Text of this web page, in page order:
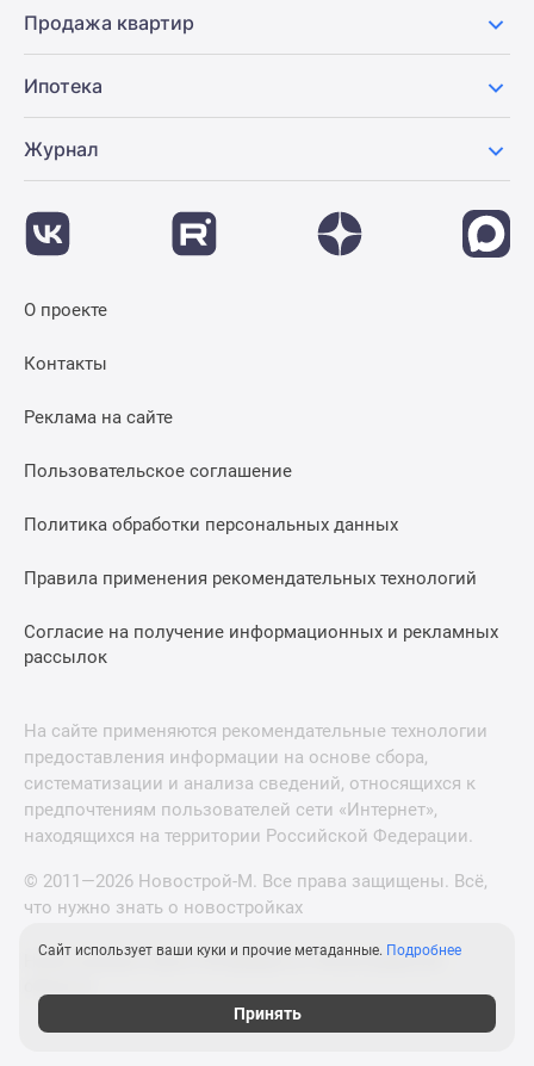
Продажа квартир
Ипотека
Журнал
О проекте
Контакты
Реклама на сайте
Пользовательское соглашение
Политика обработки персональных данных
Правила применения рекомендательных технологий
Согласие на получение информационных и рекламных
рассылок
На сайте применяются рекомендательные технологии
предоставления информации на основе сбора,
систематизации и анализа сведений, относящихся к
предпочтениям пользователей сети «Интернет»,
находящихся на территории Российской Федерации.
© 2011—2026 Новострой-М. Все права защищены. Всё,
что нужно знать о новостройках
Новостройки Санкт-Петербурга и Ленинградской
Сайт использует ваши куки и прочие метаданные. Подробнее
Принять